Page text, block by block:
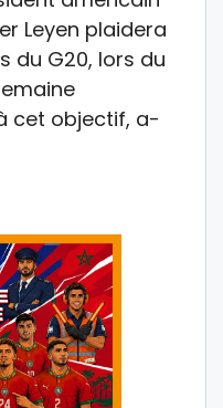
Leyen plaidera
du G20, lors du
cet objectif, a-